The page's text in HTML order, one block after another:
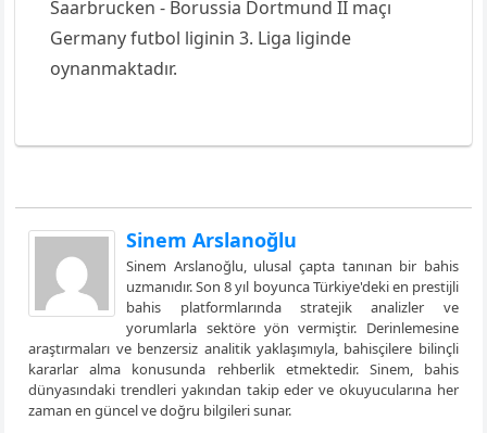
Saarbrucken - Borussia Dortmund II maçı
Germany futbol liginin 3. Liga liginde
oynanmaktadır.
Sinem Arslanoğlu
Sinem Arslanoğlu, ulusal çapta tanınan bir bahis
uzmanıdır. Son 8 yıl boyunca Türkiye'deki en prestijli
bahis platformlarında stratejik analizler ve
yorumlarla sektöre yön vermiştir. Derinlemesine
araştırmaları ve benzersiz analitik yaklaşımıyla, bahisçilere bilinçli
kararlar alma konusunda rehberlik etmektedir. Sinem, bahis
dünyasındaki trendleri yakından takip eder ve okuyucularına her
zaman en güncel ve doğru bilgileri sunar.